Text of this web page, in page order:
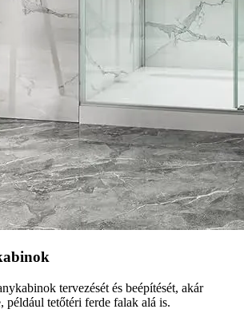
tervezését és beépítését, akár
például tetőtéri ferde falak alá is.